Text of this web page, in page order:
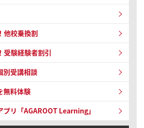
他校乗換割
受験経験者割引
別受講相談
無料体験
リ「AGAROOT Learning」